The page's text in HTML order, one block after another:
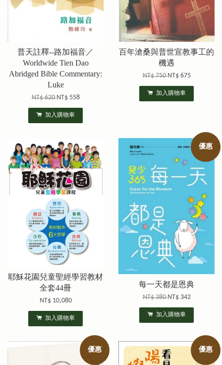
普天註釋--路加福音／
Worldwide Tien Dao
Abridged Bible Commentary:
Luke
NT$ 620NT$ 558
加入購物車
百年滄桑與普世宣教事工的
機遇
NT$ 750NT$ 675
加入購物車
耶穌花園兒童聖經學習教材
全套44冊
NT$ 10,080
加入購物車
優惠
每一天都是恩典
NT$ 380NT$ 342
加入購物車
優惠 優惠